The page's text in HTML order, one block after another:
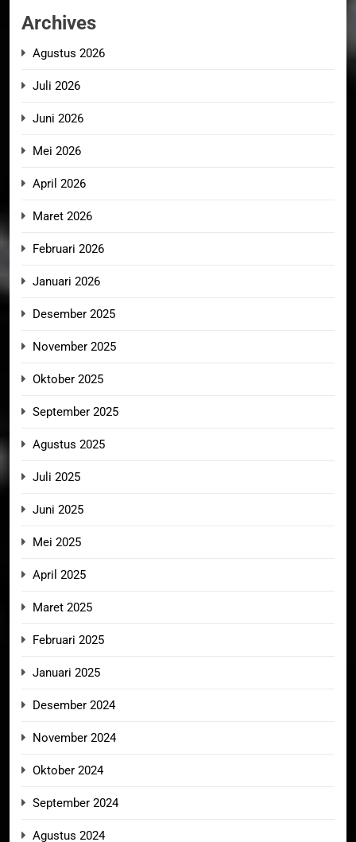
Archives
Agustus 2026
Juli 2026
Juni 2026
Mei 2026
April 2026
Maret 2026
Februari 2026
Januari 2026
Desember 2025
November 2025
Oktober 2025
September 2025
Agustus 2025
Juli 2025
Juni 2025
Mei 2025
April 2025
Maret 2025
Februari 2025
Januari 2025
Desember 2024
November 2024
Oktober 2024
September 2024
Agustus 2024